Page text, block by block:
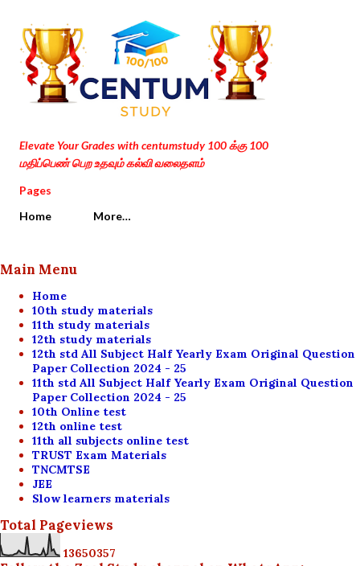
Skip to main content
Elevate Your Grades with centumstudy 100 க்கு 100
மதிப்பெண் பெற உதவும் கல்வி வலைதளம்
Pages
Home
More…
Main Menu
Home
10th study materials
11th study materials
12th study materials
12th std All Subject Half Yearly Exam Original Question
Paper Collection 2024 - 25
11th std All Subject Half Yearly Exam Original Question
Paper Collection 2024 - 25
10th Online test
12th online test
11th all subjects online test
TRUST Exam Materials
TNCMTSE
JEE
Slow learners materials
Total Pageviews
13650357